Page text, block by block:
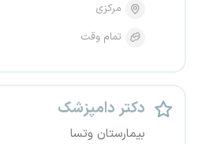
مرکزی
تمام وقت
دکتر دامپزشک
بیمارستان وتسا